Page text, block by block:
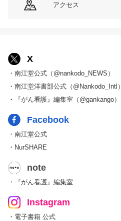
アクセス
X
・南江堂公式（@nankodo_NEWS）
・南江堂洋書部公式（@Nankodo_Intl）
・『がん看護』編集室（@gankango）
Facebook
・南江堂公式
・NurSHARE
note
・『がん看護』編集室
Instagram
・電子書籍 公式